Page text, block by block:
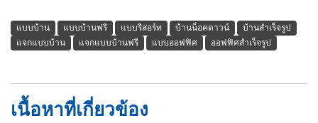
แบบบ้าน แบบบ้านฟรี แบบรีสอร์ท บ้านน็อคดาวน์
บ้านสำเร็จรูป
แจกแบบบ้าน
แจกแบบบ้านฟรี แบบออฟฟิศ ออฟฟิศสำเร็จรูป
เนื้อหาที่เกี่ยวข้อง